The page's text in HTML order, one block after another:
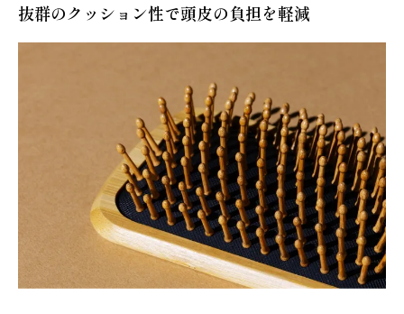
抜群のクッション性で頭皮の負担を軽減